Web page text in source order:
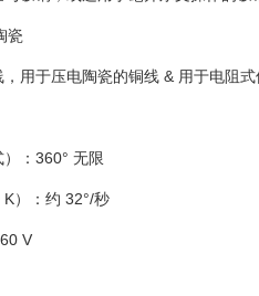
瓷
用于压电陶瓷的铜线 & 用于电阻
：360° 无限
）：约 32°/秒
V